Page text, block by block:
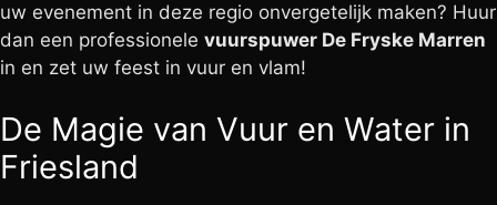
uw evenement in deze regio onvergetelijk maken? Huur
dan een professionele vuurspuwer De Fryske Marren
in en zet uw feest in vuur en vlam!
De Magie van Vuur en Water in
Friesland